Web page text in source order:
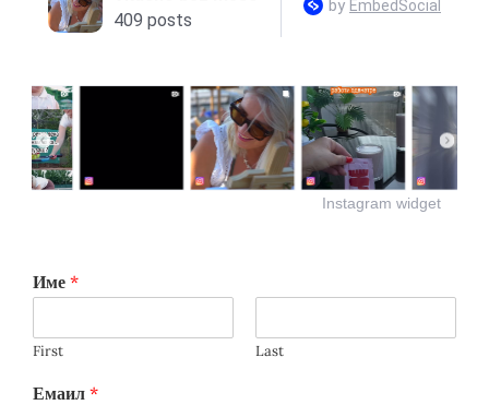
Instagram widget
Име *
First Last
Емаил *